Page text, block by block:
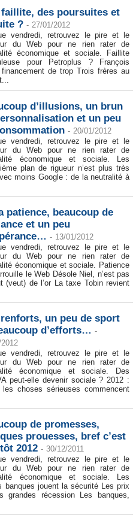
faillite, des poursuites et
? - 27/01/2012
vendredi, retrouvez le pire et le
du Web pour ne rien rater de
économique et sociale. Faillite
pour Petroplus ? François
de trop Trois frères au
d’illusions, un brun
et un peu
- 20/01/2012
vendredi, retrouvez le pire et le
du Web pour ne rien rater de
économique et sociale. Les
plan de rigueur n’est plus très
moins Google : de la neutralité à
patience, beaucoup de
et un peu
- 13/01/2012
vendredi, retrouvez le pire et le
du Web pour ne rien rater de
économique et sociale. Patience
le Web Désole Niel, n’est pas
de l’or La taxe Tobin revient
renforts, un peu de sport
d’efforts… -
vendredi, retrouvez le pire et le
du Web pour ne rien rater de
économique et sociale. Des
peut-elle devenir sociale ? 2012 :
choses sérieuses commencent
de promesses,
prouesses, bref c’est
2012 - 30/12/2011
vendredi, retrouvez le pire et le
du Web pour ne rien rater de
économique et sociale. Les
banques jouent la sécurité Les prix
récession Les banques,